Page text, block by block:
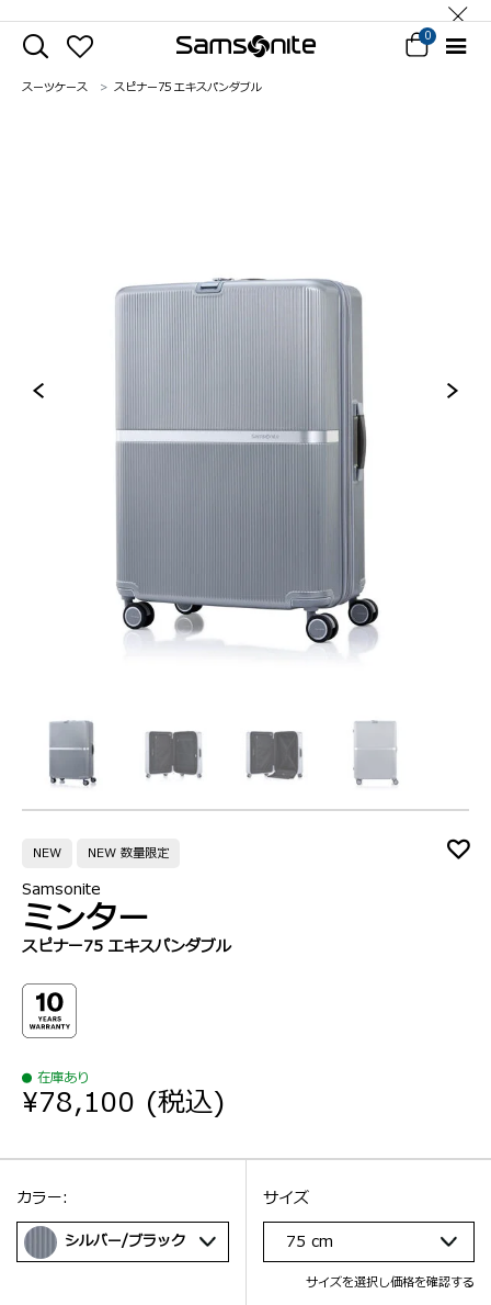
0
スーツケース スピナー75 エキスパンダブル
NEW NEW 数量限定
Samsonite
ミンター
スピナー75 エキスパンダブル
在庫あり
¥78,100 (税込)
サイズ
選択：
サイズ
75 cm
サイズを選択し価格を確認する
選択：
カラー:
シルバー/ブラック